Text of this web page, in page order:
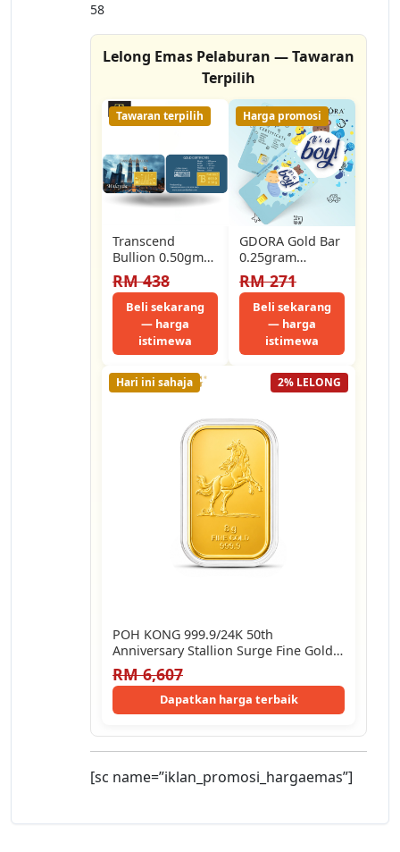
58
Lelong Emas Pelaburan — Tawaran
Terpilih
Tawaran terpilih
Transcend
Bullion 0.50gm
999.9 Malaysia
KLCC Twin Tower
Pure Gold Bar
RM 438
Beli sekarang
— harga
istimewa
Harga promosi
GDORA Gold Bar
0.25gram
NewBorn Baby
Boy 999.99
RM 271
Beli sekarang
— harga
istimewa
2% LELONG
Hari ini sahaja
POH KONG 999.9/24K 50th
Anniversary Stallion Surge Fine Gold
Bar | Limited…
RM 6,607
Dapatkan harga terbaik
[sc name=”iklan_promosi_hargaemas”]